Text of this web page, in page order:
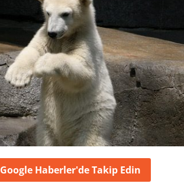
Google Haberler'deTakip Edin